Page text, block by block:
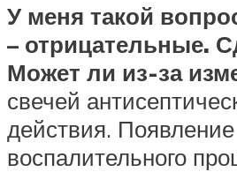
У меня такой
– отрицательные.
Может ли из-за
свечей
действия.
воспалительного